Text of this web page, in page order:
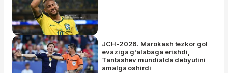
JCH-2026. Marokash tezkor gol
evaziga g'alabaga erishdi,
Tantashev mundialda debyutini
amalga oshirdi